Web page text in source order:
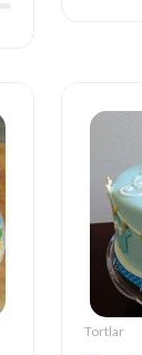
Tortlar